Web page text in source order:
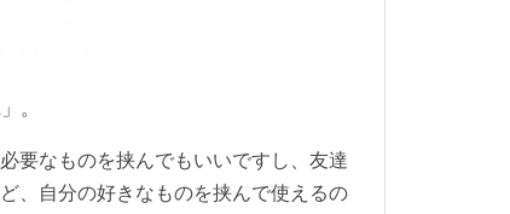
。
要なものを挟んでもいいですし、友達
、自分の好きなものを挟んで使えるの